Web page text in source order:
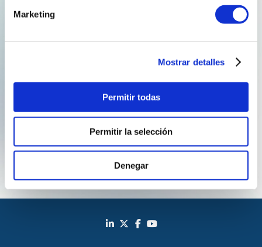
Marketing
Mostrar detalles
Permitir todas
Permitir la selección
Denegar
¿Quieres formar parte delequipo
En Reganosa estamos en constante búsqueda de